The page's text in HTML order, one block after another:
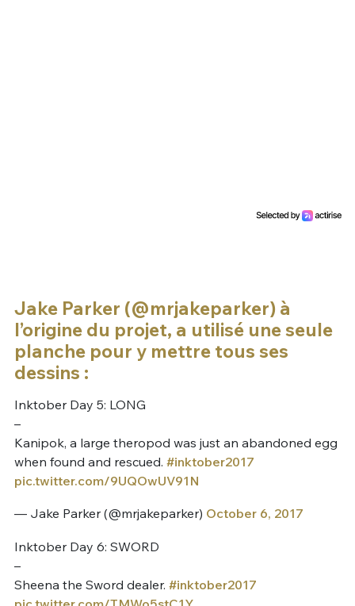
Jake Parker (@mrjakeparker) à
l’origine du projet, a utilisé une seule
planche pour y mettre tous ses
dessins :
Inktober Day 5: LONG
–
Kanipok, a large theropod was just an abandoned egg
when found and rescued. #inktober2017
pic.twitter.com/9UQOwUV91N
— Jake Parker (@mrjakeparker) October 6, 2017
Inktober Day 6: SWORD
–
Sheena the Sword dealer. #inktober2017